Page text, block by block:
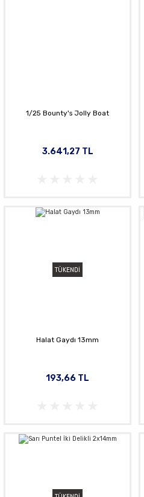
1/25 Bounty's Jolly Boat
3.641,27 TL
TÜKENDİ
Halat Gaydı 13mm
193,66 TL